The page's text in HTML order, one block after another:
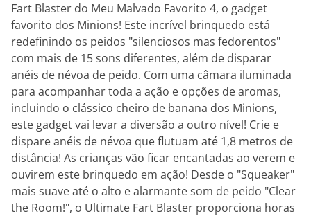
Fart Blaster do Meu Malvado Favorito 4, o gadget
favorito dos Minions! Este incrível brinquedo está
redefinindo os peidos "silenciosos mas fedorentos"
com mais de 15 sons diferentes, além de disparar
anéis de névoa de peido. Com uma câmara iluminada
para acompanhar toda a ação e opções de aromas,
incluindo o clássico cheiro de banana dos Minions,
este gadget vai levar a diversão a outro nível! Crie e
dispare anéis de névoa que flutuam até 1,8 metros de
distância! As crianças vão ficar encantadas ao verem e
ouvirem este brinquedo em ação! Desde o "Squeaker"
mais suave até o alto e alarmante som de peido "Clear
the Room!", o Ultimate Fart Blaster proporciona horas